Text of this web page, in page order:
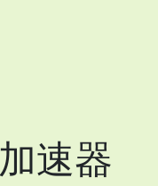
速器